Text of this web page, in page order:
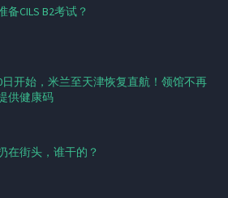
备CILS B2考试？
日开始，米兰至天津恢复直航！领馆不再
供健康码
在街头，谁干的？